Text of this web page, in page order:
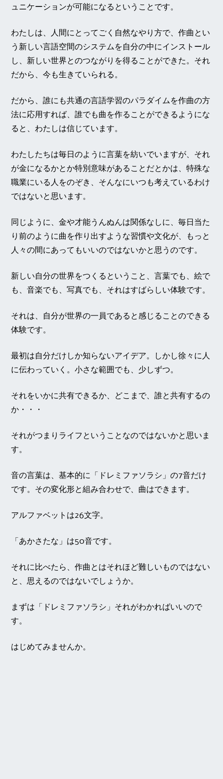
ュニケーションが可能になるということです。
わたしは、人間にとってごく自然なやり方で、作曲とい
う新しい言語空間のシステムを自分の中にインストール
し、新しい世界とのつながりを得ることができた。それ
だから、今も生きていられる。
だから、誰にも共通の言語学習のパラダイムを作曲の方
法に応用すれば、誰でも曲を作ることができるようにな
ると、わたしは信じています。
わたしたちは毎日のように言葉を紡いでいますが、それ
が金になるかとか特別意味があることだとかは、特殊な
職業にいる人をのぞき、そんなにいつも考えているわけ
ではないと思います。
同じように、金や才能うんぬんは関係なしに、毎日当た
り前のように曲を作り出すような習慣や文化が、もっと
人々の間にあってもいいのではないかと思うのです。
新しい自分の世界をつくるということ、言葉でも、絵で
も、音楽でも、写真でも、それはすばらしい体験です。
それは、自分が世界の一員であると感じることのできる
体験です。
最初は自分だけしか知らないアイデア。しかし徐々に人
に伝わっていく。小さな範囲でも、少しずつ。
それをいかに共有できるか、どこまで、誰と共有するの
か・・・
それがつまりライフということなのではないかと思いま
す。
音の言葉は、基本的に「ドレミファソラシ」の7音だけ
です。その変化形と組み合わせで、曲はできます。
アルファベットは26文字。
「あかさたな」は50音です。
それに比べたら、作曲とはそれほど難しいものではない
と、思えるのではないでしょうか。
まずは「ドレミファソラシ」それがわかればいいので
す。
はじめてみませんか。